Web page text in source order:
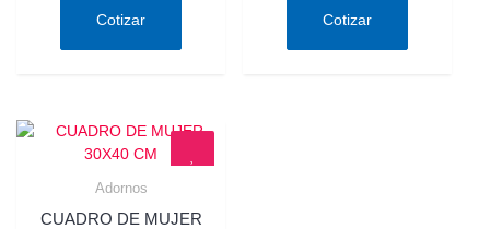
deCotizar
deCotizar
Adornos
CUADRO DE MUJER